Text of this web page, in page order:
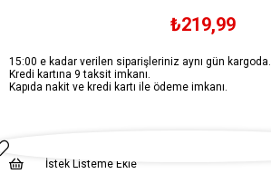
₺219,99
15:00 e kadar verilen siparişleriniz aynı gün kargoda.
Kredi kartına 9 taksit imkanı.
Kapıda nakit ve kredi kartı ile ödeme imkanı.
İstek Listeme Ekle